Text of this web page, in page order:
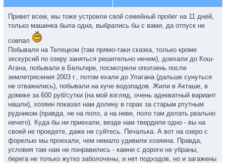
Привет всем, мы тоже устроили свой семейный пробег на 11 дней,
только машинка была одна, выбрались бы с вами, да отпуск не
совпал
Побывали на Телецком (там прямо-таки сказка, только кроме
экскурсий по озеру заняться решительно нечем), доехали до Кош-
Агача, побывали в Бельтире, посмотрели оползень после
землетрясения 2003 г., потом ехали до Улагана (дальше сунуться
не отважились), побывали на куче водопадов. Жили в Акташе, в
домике за 600 руб/сутки (на мой взгляд, очень адекватный вариант
нашли), хозяин показал нам долину в горах за старым ртутным
рудником (правда, не на поло, а на ниве, поло там делать реально
нечего). Куда бы ни приехали, везде нам твердили одно - вы на
своей не проедете, даже не суйтесь. Печалька. А вот на озеро с
форелью мы проехали, чем немало удивили хозяина. Правда,
условия там нам не понравились - камни с дороги не убраны,
берега не только жутко заболочены, и нет подходов, но и загажены